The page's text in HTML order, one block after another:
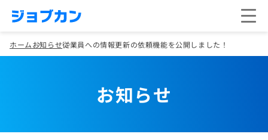
ホームお知らせ従業員への情報更新の依頼機能を公開しました！
お知らせ